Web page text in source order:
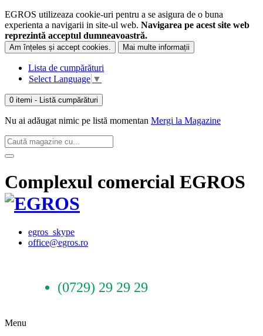
EGROS utilizeaza cookie-uri pentru a se asigura de o buna
experienta a navigarii in site-ul web. Navigarea pe acest site web
reprezintă acceptul dumneavoastră.
Am înțeles și accept cookies. Mai multe informații
Lista de cumpărături
Select Language ▼
0 itemi - Listă cumpărături
Nu ai adăugat nimic pe listă momentan Mergi la Magazine
Complexul comercial EGROS
egros_skype
office@egros.ro
(0729) 29 29 29
Menu